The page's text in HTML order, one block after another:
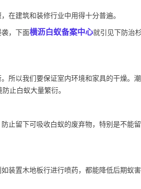
在建筑和装修行业中用得十分普遍。
，下面横沥白蚁备案中心就引见下防治
所以我们要保证室内环境和家具的干燥。
止白蚁大量繁衍。
止留下可吸收白蚁的废弃物，特别是不能
装置木地板行进行喷药，都能降低后期蚁